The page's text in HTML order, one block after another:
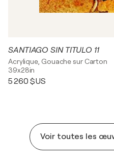
SANTIAGO SIN TITULO 11
Acrylique, Gouache sur Carton
39x28in
5 260 $US
Voir toutes les